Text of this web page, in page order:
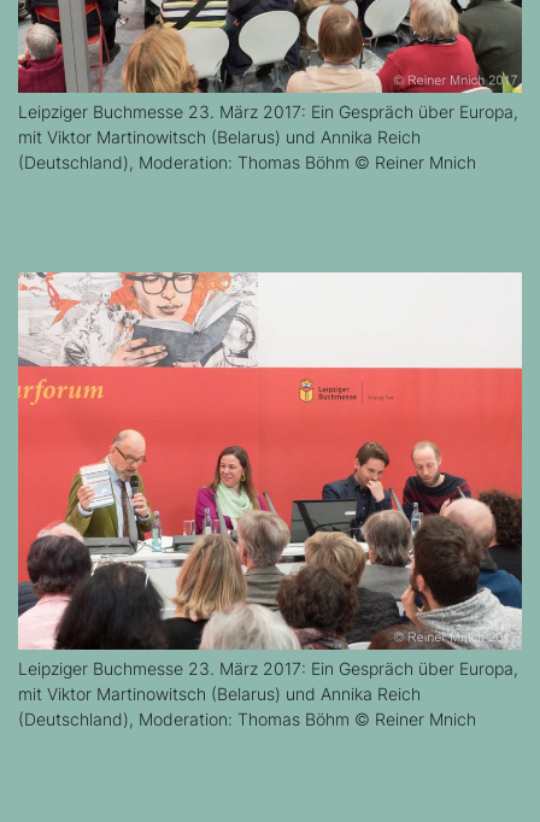
Leipziger Buchmesse 23. März 2017: Ein Gespräch über Europa,
mit Viktor Martinowitsch (Belarus) und Annika Reich
(Deutschland), Moderation: Thomas Böhm © Reiner Mnich
Leipziger Buchmesse 23. März 2017: Ein Gespräch über Europa,
mit Viktor Martinowitsch (Belarus) und Annika Reich
(Deutschland), Moderation: Thomas Böhm © Reiner Mnich